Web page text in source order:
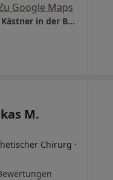
Google Maps
Privatpraxis JugendLiebe Dr. Sonja Kästner in der Beethoven Klinik
M.
Chirurg ·